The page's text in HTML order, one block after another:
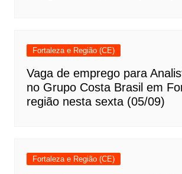
Fortaleza e Região (CE)
Vaga de emprego para
no Grupo Costa Brasil em
região nesta sexta (05/09)
Fortaleza e Região (CE)